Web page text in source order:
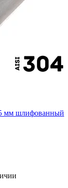
мм шлифованный